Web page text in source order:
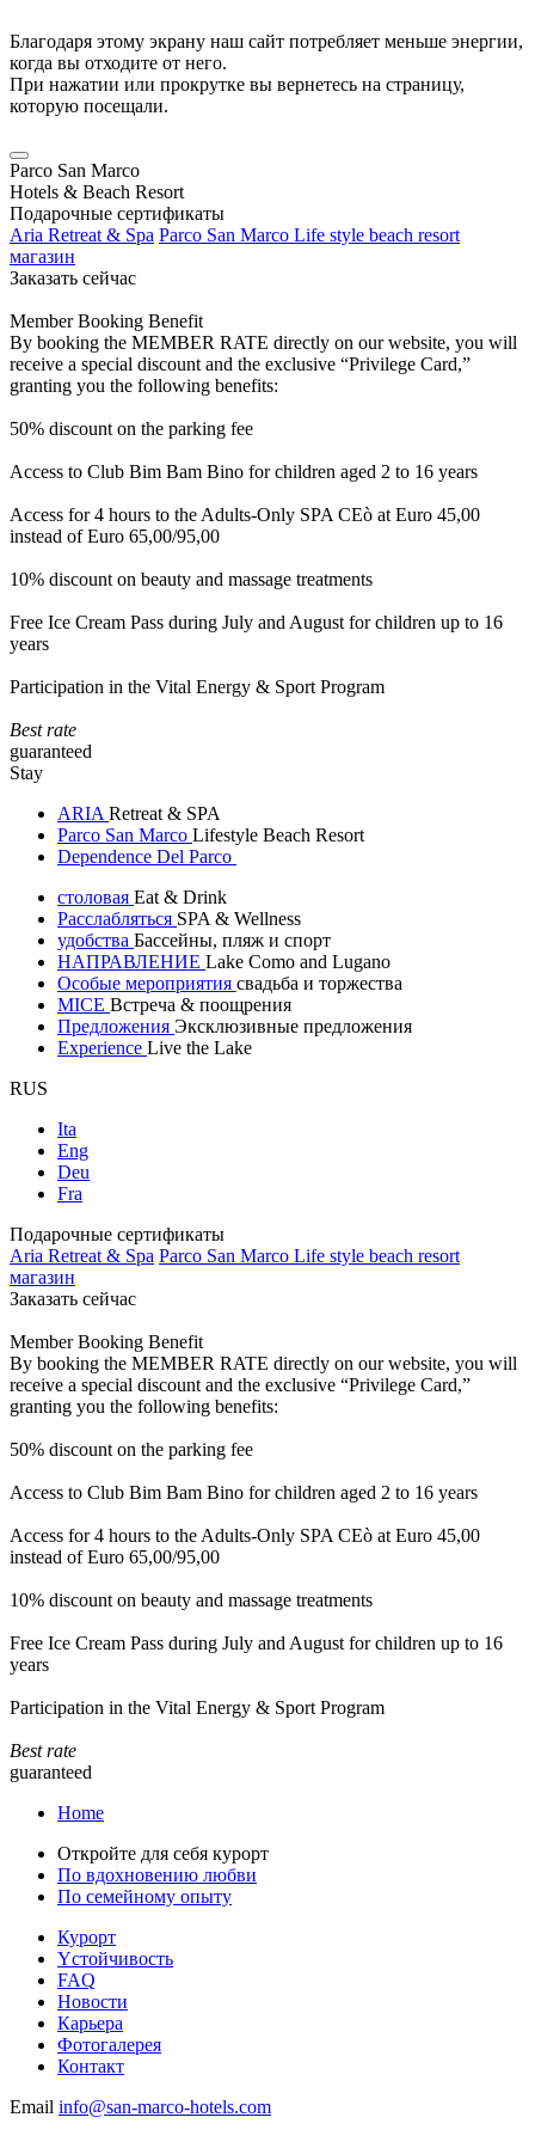
Благодаря этому экрану наш сайт потребляет меньше энергии,
когда вы отходите от него.
При нажатии или прокрутке вы вернетесь на страницу,
которую посещали.
Parco San Marco
Hotels & Beach Resort
Подарочные сертификаты
Aria Retreat & Spa Parco San Marco Life style beach resort
магазин
Заказать сейчас
Member Booking Benefit
By booking the MEMBER RATE directly on our website, you will
receive a special discount and the exclusive “Privilege Card,”
granting you the following benefits:
50% discount on the parking fee
Access to Club Bim Bam Bino for children aged 2 to 16 years
Access for 4 hours to the Adults-Only SPA CEò at Euro 45,00
instead of Euro 65,00/95,00
10% discount on beauty and massage treatments
Free Ice Cream Pass during July and August for children up to 16
years
Participation in the Vital Energy & Sport Program
Best rate
guaranteed
Stay
ARIA Retreat & SPA
Parco San Marco Lifestyle Beach Resort
Dependence Del Parco
столовая Eat & Drink
Расслабляться SPA & Wellness
удобства Бассейны, пляж и спорт
НАПРАВЛЕНИЕ Lake Como and Lugano
Особые мероприятия свадьба и торжества
MICE Встреча & поощрения
Предложения Эксклюзивные предложения
Experience Live the Lake
RUS
Ita
Eng
Deu
Fra
Подарочные сертификаты
Aria Retreat & Spa Parco San Marco Life style beach resort
магазин
Заказать сейчас
Member Booking Benefit
By booking the MEMBER RATE directly on our website, you will
receive a special discount and the exclusive “Privilege Card,”
granting you the following benefits:
50% discount on the parking fee
Access to Club Bim Bam Bino for children aged 2 to 16 years
Access for 4 hours to the Adults-Only SPA CEò at Euro 45,00
instead of Euro 65,00/95,00
10% discount on beauty and massage treatments
Free Ice Cream Pass during July and August for children up to 16
years
Participation in the Vital Energy & Sport Program
Best rate
guaranteed
Home
Откройте для себя курорт
По вдохновению любви
По семейному опыту
Курорт
Yстойчивость
FAQ
Новости
Карьера
Фотогалерея
Контакт
Email info@san-marco-hotels.com